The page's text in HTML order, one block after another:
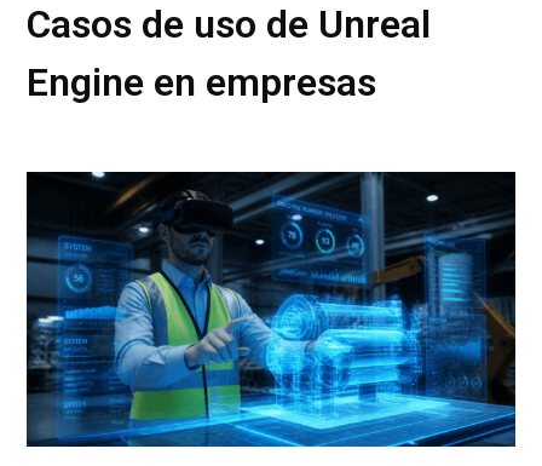
Casos de uso de Unreal
Engine en empresas